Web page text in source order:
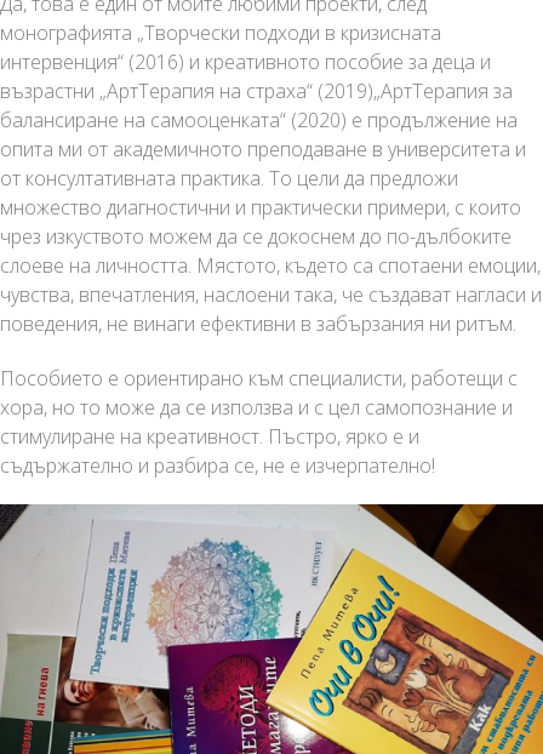
монографията „Творчески подходи в кризисната
интервенция“ (2016) и креативното пособие за деца и
възрастни „АртТерапия на страха“ (2019)„АртТерапия за
балансиране на самооценката“ (2020) е продължение на
опита ми от академичното преподаване в университета и
от консултативната практика. То цели да предложи
множество диагностични и практически примери, с които
чрез изкуството можем да се докоснем до по-дълбоките
слоеве на личността. Мястото, където са спотаени емоции,
чувства, впечатления, наслоени така, че създават нагласи и
поведения, не винаги ефективни в забързания ни ритъм.
Пособието е ориентирано към специалисти, работещи с
хора, но то може да се използва и с цел самопознание и
стимулиране на креативност. Пъстро, ярко е и
съдържателно и разбира се, не е изчерпателно!